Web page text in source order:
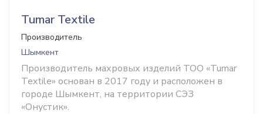
Tumar Textile
Производитель
Шымкент
Производитель махровых изделий ТОО «Tumar
Textile» основан в 2017 году и расположен в
городе Шымкент, на территории СЭЗ
«Онустик».